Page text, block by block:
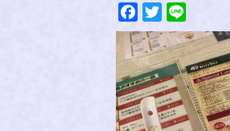
Facebook
Twitter